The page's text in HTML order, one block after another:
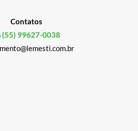
Contatos
(55) 99627-0038